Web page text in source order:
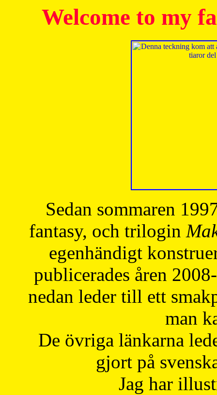
Welcome to my
Sedan sommaren
fantasy, och trilogin
egenhändigt
publicerades åren
nedan leder till ett
man
De övriga länkarna
gjort på
Jag har